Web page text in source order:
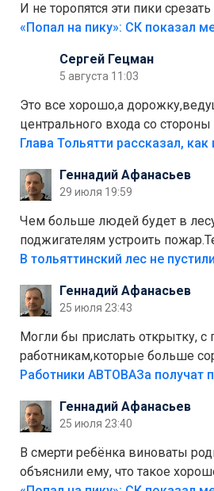
И не торопятся эти пики срезать
Сергей Гецман
5 августа 11:03
Это все хорошо,а
центрального входа со
аттракционам слабо
лежала в парке и
украли.
Геннадий Афанасьев
29 июля 19:59
Чем больше людей будет в
поджигателям устроить
костры,тех надо безбожно
Штрафы мизерные.
Геннадий Афанасьев
25 июля 23:43
Могли бы прислать открытку,
работникам,которые больше
на предприятии.
Работники АВТОВАЗа получат
Геннадий Афанасьев
25 июля 23:40
В смерти ребёнка виноваты
объяснили ему, что такое